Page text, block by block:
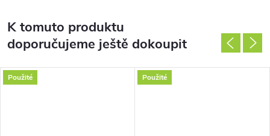
K tomuto produktu
doporučujeme ještě dokoupit
Použité Použité